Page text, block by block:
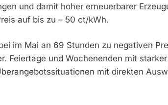
und damit hoher erneuerbarer
auf bis zu – 50 ct/kWh.
im Mai an 69 Stunden zu negativen
Feiertage und Wochenenden mit
mit direkten